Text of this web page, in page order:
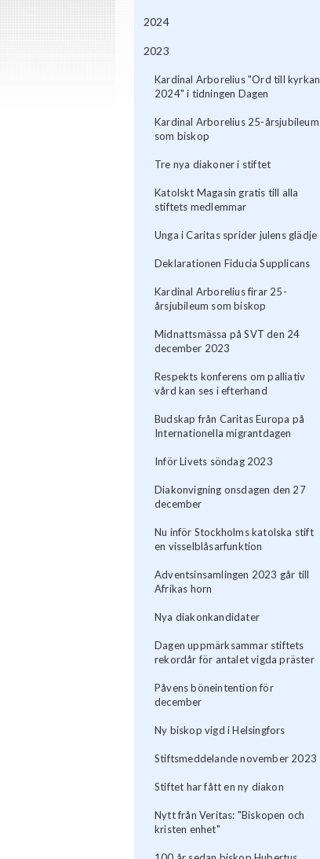
2024
2023
Kardinal Arborelius "Ord till kyrkan
2024" i tidningen Dagen
Kardinal Arborelius 25-årsjubileum
som biskop
Tre nya diakoner i stiftet
Katolskt Magasin gratis till alla
stiftets medlemmar
Unga i Caritas sprider julens glädje
Deklarationen Fiducia Supplicans
Kardinal Arborelius firar 25-
årsjubileum som biskop
Midnattsmässa på SVT den 24
december 2023
Respekts konferens om palliativ
vård kan ses i efterhand
Budskap från Caritas Europa på
Internationella migrantdagen
Inför Livets söndag 2023
Diakonvigning onsdagen den 27
december
Nu inför Stockholms katolska stift
en visselblåsarfunktion
Adventsinsamlingen 2023 går till
Afrikas horn
Nya diakonkandidater
Dagen uppmärksammar stiftets
rekordår för antalet vigda präster
Påvens böneintention för
december
Ny biskop vigd i Helsingfors
Stiftsmeddelande november 2023
Stiftet har fått en ny diakon
Nytt från Veritas: "Biskopen och
kristen enhet"